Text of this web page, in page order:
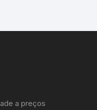
a preços